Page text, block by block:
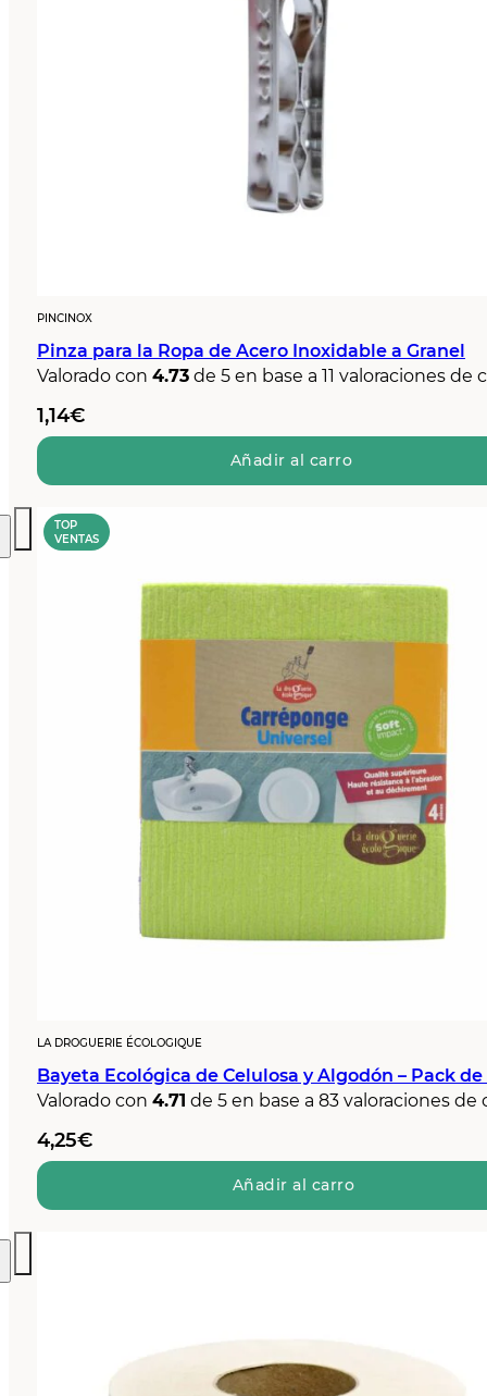
PINCINOX
Pinza para la Ropa de Acero Inoxidable a Granel
Valorado con 4.73 de 5 en base a 11 valoraciones de
1,14€
Añadir al carro
TOP
VENTAS
LA DROGUERIE ÉCOLOGIQUE
Bayeta Ecológica de Celulosa y Algodón – Pack de
Valorado con 4.71 de 5 en base a 83 valoraciones de
4,25€
Añadir al carro